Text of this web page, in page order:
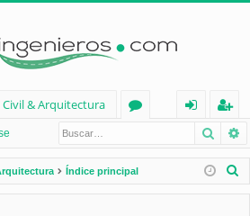
& Arquitectura
os
nt
ifi
eg
ist
ra
Índice principal